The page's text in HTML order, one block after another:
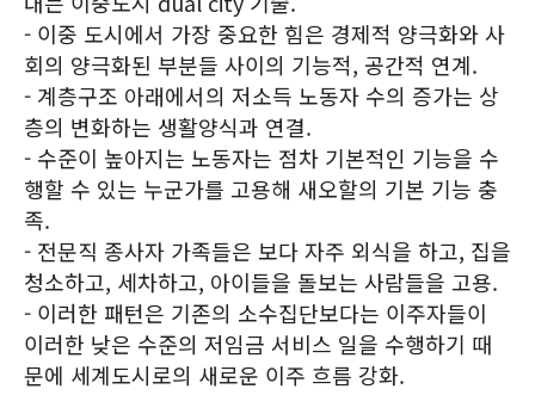
- 이중 도시에서 가장 중요한 힘은 경제적 양극화와 사
회의 양극화된 부분들 사이의 기능적, 공간적 연계.
- 계층구조 아래에서의 저소득 노동자 수의 증가는 상
층의 변화하는 생활양식과 연결.
- 수준이 높아지는 노동자는 점차 기본적인 기능을 수
행할 수 있는 누군가를 고용해 새오할의 기본 기능 충
족.
- 전문직 종사자 가족들은 보다 자주 외식을 하고, 집을
청소하고, 세차하고, 아이들을 돌보는 사람들을 고용.
- 이러한 패턴은 기존의 소수집단보다는 이주자들이
이러한 낮은 수준의 저임금 서비스 일을 수행하기 때
문에 세계도시로의 새로운 이주 흐름 강화.